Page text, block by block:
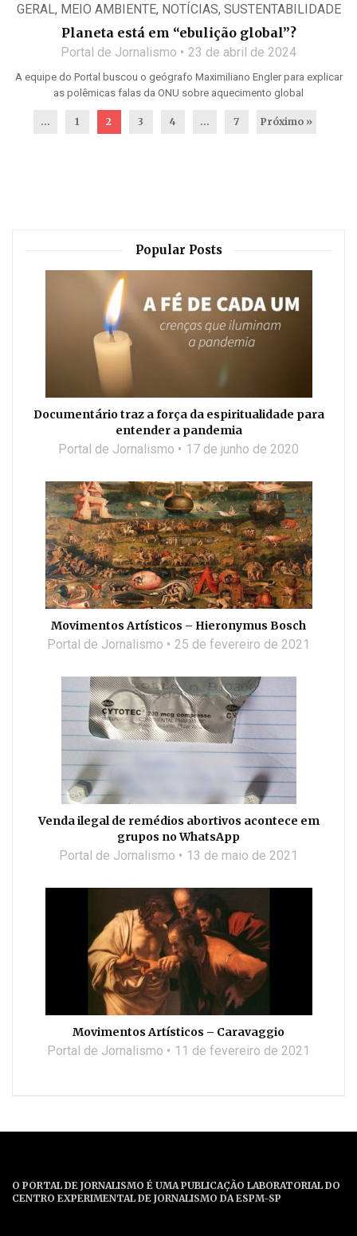
GERAL, MEIO AMBIENTE, NOTÍCIAS, SUSTENTABILIDADE
Planeta está em “ebulição global”?
Portal de Jornalismo 23 de abril de 2024
A equipe do Portal buscou o geógrafo Maximiliano Engler para explicar
as polêmicas falas da ONU sobre aquecimento global
... 1 2 3 4 … 7 Próximo »
Popular Posts
Documentário traz a força da espiritualidade para
entender a pandemia
Portal de Jornalismo 17 de junho de 2020
Movimentos Artísticos – Hieronymus Bosch
Portal de Jornalismo 25 de fevereiro de 2021
Venda ilegal de remédios abortivos acontece em
grupos no WhatsApp
Portal de Jornalismo 13 de maio de 2021
Movimentos Artísticos – Caravaggio
Portal de Jornalismo 11 de fevereiro de 2021
O PORTAL DE JORNALISMO É UMA PUBLICAÇÃO LABORATORIAL DO
CENTRO EXPERIMENTAL DE JORNALISMO DA ESPM-SP